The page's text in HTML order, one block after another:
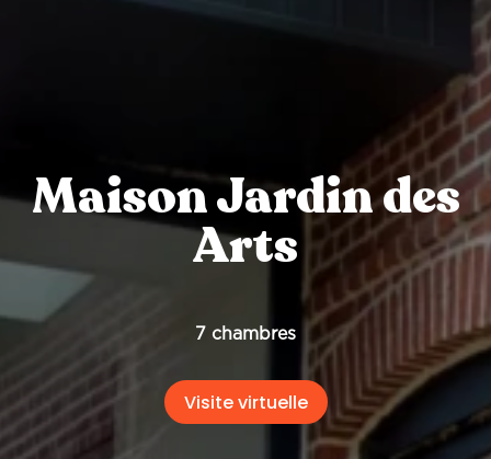
Maison Jardin des
Arts
7 chambres
Visite virtuelle